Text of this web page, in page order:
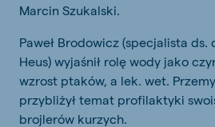
Marcin Szukalski.
Paweł Brodowicz (specjalista ds.
Heus) wyjaśnił rolę wody jako
wzrost ptaków, a lek. wet.
przybliżył temat profilaktyki
brojlerów kurzych.